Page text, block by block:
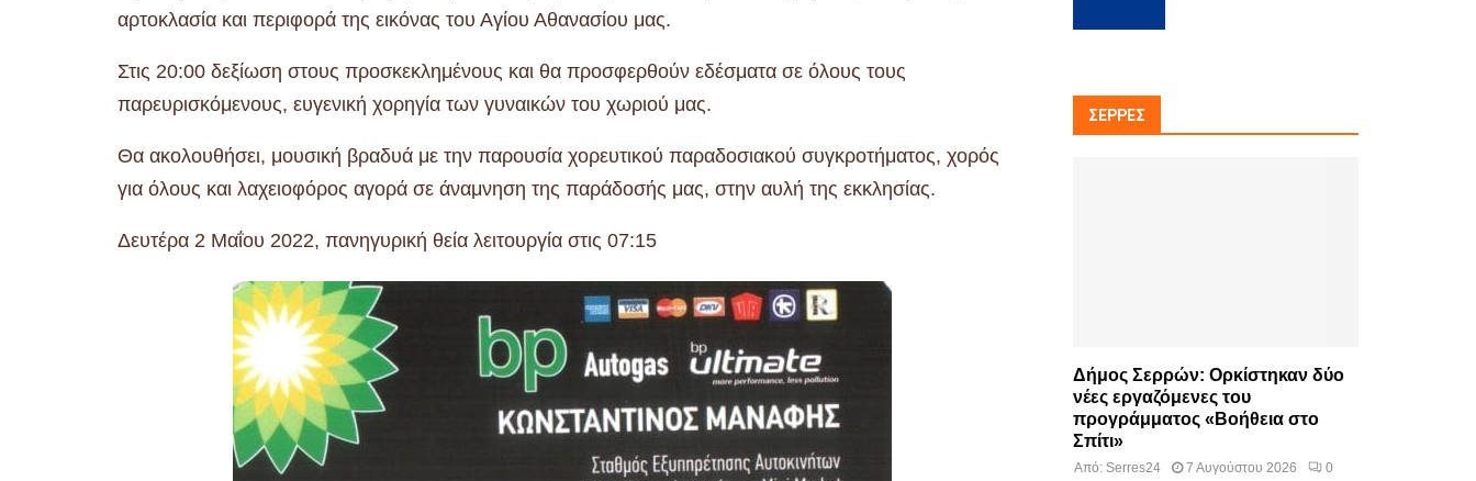
αρτοκλασία και περιφορά της εικόνας του Αγίου Αθανασίου μας.
Στις 20:00 δεξίωση στους προσκεκλημένους και θα προσφερθούν εδέσματα σε όλους τους
παρευρισκόμενους, ευγενική χορηγία των γυναικών του χωριού μας.
Θα ακολουθήσει, μουσική βραδυά με την παρουσία χορευτικού παραδοσιακού συγκροτήματος, χορός
για όλους και λαχειοφόρος αγορά σε άναμνηση της παράδοσής μας, στην αυλή της εκκλησίας.
Δευτέρα 2 Μαΐου 2022, πανηγυρική θεία λειτουργία στις 07:15
ΣΈΡΡΕΣ
Δήμος Σερρών: Ορκίστηκαν δύο
νέες εργαζόμενες του
προγράμματος «Βοήθεια στο
Σπίτι»
Από: Serres24 7 Αυγούστου 2026 0